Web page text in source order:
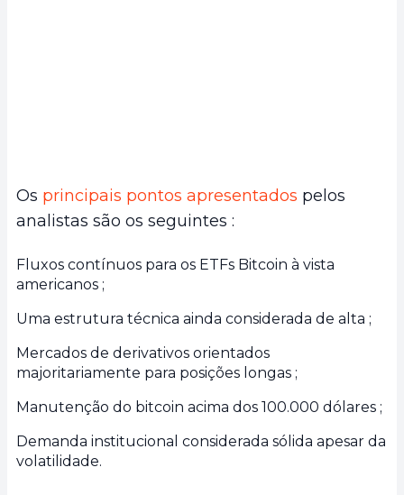
Os principais pontos apresentados pelos
analistas são os seguintes :
Fluxos contínuos para os ETFs Bitcoin à vista
americanos ;
Uma estrutura técnica ainda considerada de alta ;
Mercados de derivativos orientados
majoritariamente para posições longas ;
Manutenção do bitcoin acima dos 100.000 dólares ;
Demanda institucional considerada sólida apesar da
volatilidade.